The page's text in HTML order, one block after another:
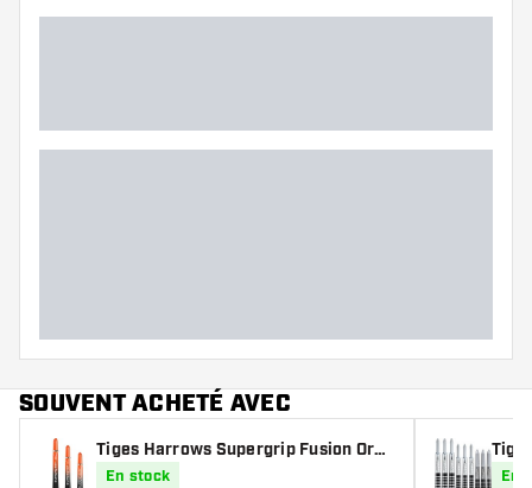
SOUVENT ACHETÉ AVEC
Tiges Harrows Supergrip Fusion Oran
ge
En stock En